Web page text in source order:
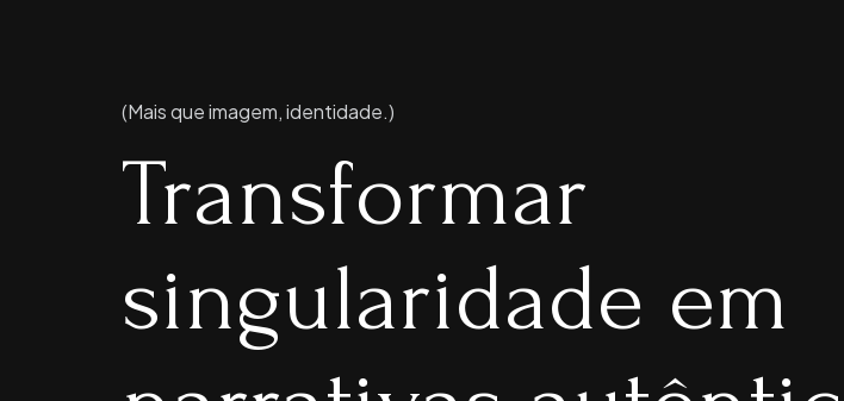
(Mais que imagem, identidade.)
Transformar
singularidade em